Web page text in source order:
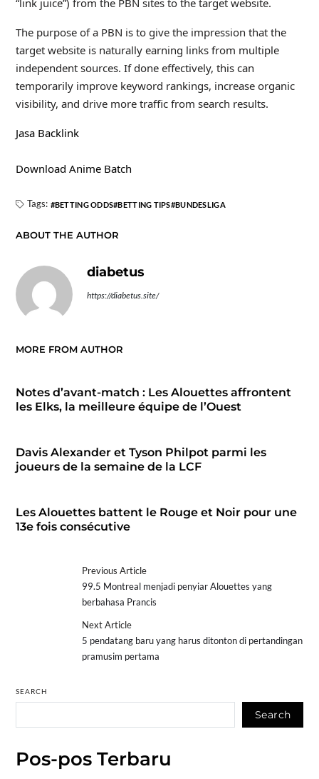
“link juice”) from the PBN sites to the target website.
The purpose of a PBN is to give the impression that the
target website is naturally earning links from multiple
independent sources. If done effectively, this can
temporarily improve keyword rankings, increase organic
visibility, and drive more traffic from search results.
Jasa Backlink
Download Anime Batch
Tags: BETTING ODDS BETTING TIPS BUNDESLIGA
ABOUT THE AUTHOR
diabetus
https://diabetus.site/
MORE FROM AUTHOR
Notes d’avant-match : Les Alouettes affrontent
les Elks, la meilleure équipe de l’Ouest
Davis Alexander et Tyson Philpot parmi les
joueurs de la semaine de la LCF
Les Alouettes battent le Rouge et Noir pour une
13e fois consécutive
Previous Article
99.5 Montreal menjadi penyiar Alouettes yang
berbahasa Prancis
Next Article
5 pendatang baru yang harus ditonton di pertandingan
pramusim pertama
SEARCH
Search
Pos-pos Terbaru